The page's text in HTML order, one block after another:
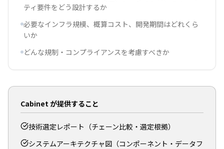
ティ要件をどう設計するか
必要なインフラ規模、概算コスト、開発期間はどれくら
いか
どんな規制・コンプライアンスを考慮すべきか
Cabinet が提供すること
技術選定レポート（チェーン比較・選定根拠）
システムアーキテクチャ図（コンポーネント・データフ